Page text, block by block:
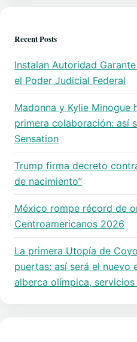
Recent Posts
Instalan Autoridad
el Poder Judicial Federal
Madonna y Kylie Minogue
primera colaboración: así
Sensation
Trump firma decreto
de nacimiento”
México rompe récord de
Centroamericanos 2026
La primera Utopía de
puertas: así será el nuevo
alberca olímpica,